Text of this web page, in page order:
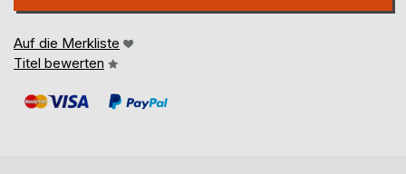
Auf die Merkliste
Titel bewerten